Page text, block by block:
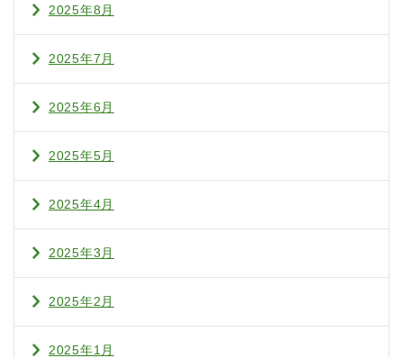
2025年8月
2025年7月
2025年6月
2025年5月
2025年4月
2025年3月
2025年2月
2025年1月